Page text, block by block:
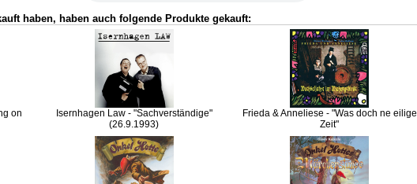
haben, haben auch folgende Produkte gekauft:
on
Isernhagen Law - "Sachverständige"
(26.9.1993)
Frieda & Anneliese - "Was doch ne eilige
Zeit"